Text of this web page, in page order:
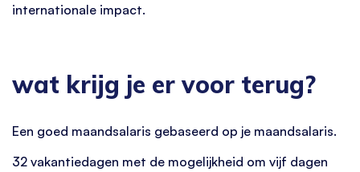
internationale impact.
wat krijg je er voor terug?
Een goed maandsalaris gebaseerd op je maandsalaris.
32 vakantiedagen met de mogelijkheid om vijf dagen